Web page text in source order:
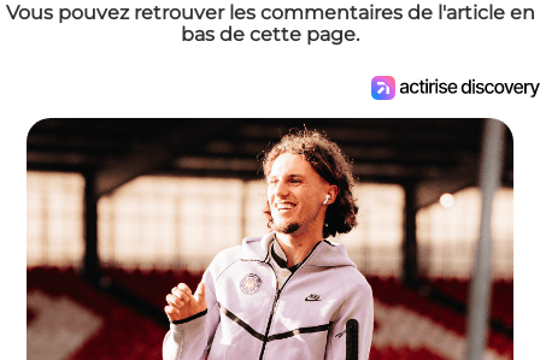
Vous pouvez retrouver les commentaires de l'article en
bas de cette page.